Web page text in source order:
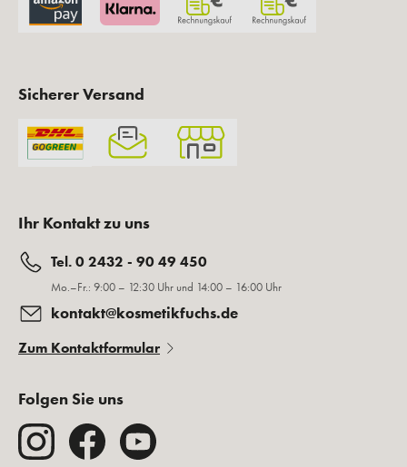
Sicherer Versand
Ihr Kontakt zu uns
Tel. 0 2432 - 90 49 450
Mo.–Fr.: 9:00 – 12:30 Uhr und 14:00 – 16:00 Uhr
kontakt@kosmetikfuchs.de
Zum Kontaktformular
Folgen Sie uns